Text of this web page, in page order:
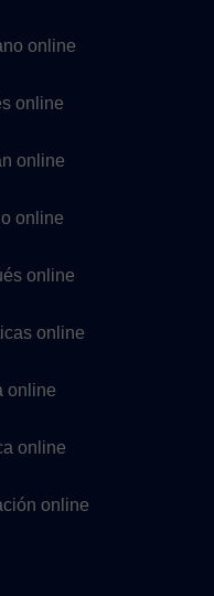
online
online
online
online
online
online
online
online
online